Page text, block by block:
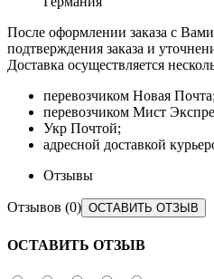
После оформлении заказа с
подтверждения заказа и
Доставка осуществляется
перевозчиком Новая
перевозчиком Мист
Укр Почтой;
адресной доставкой
Отзывы
Отзывов (0) ОСТАВИТЬ ОТЗЫВ
ОСТАВИТЬ ОТЗЫВ